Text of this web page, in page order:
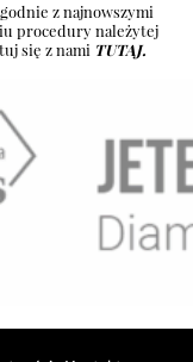
z najnowszymi
procedury należytej
się z nami TUTAJ.